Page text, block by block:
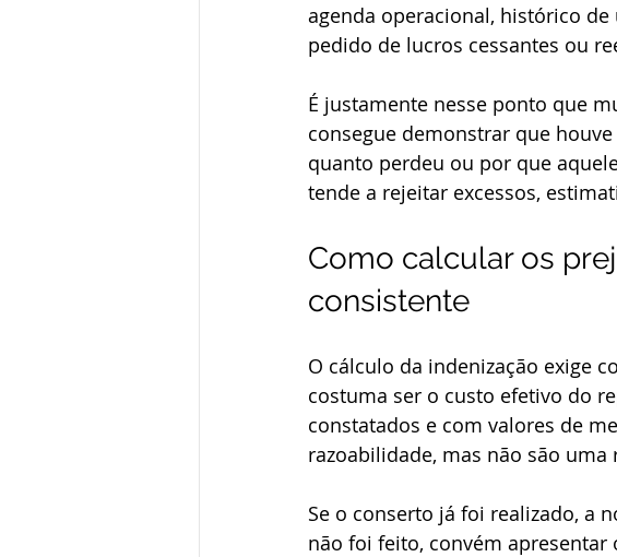
agenda operacional, histórico
pedido de lucros cessantes ou
É justamente nesse ponto que
consegue demonstrar que
quanto perdeu ou por que
tende a rejeitar excessos,
Como calcular os
consistente
O cálculo da indenização exige
costuma ser o custo efetivo do
constatados e com valores de
razoabilidade, mas não são
Se o conserto já foi realizado, a
não foi feito, convém